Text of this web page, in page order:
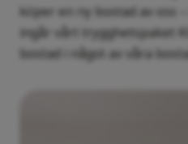
köper en ny bostad av oss
ingår vårt trygghetspaket
bostad i något av våra